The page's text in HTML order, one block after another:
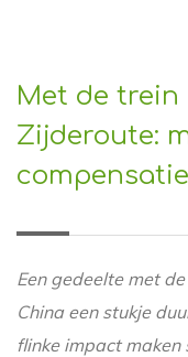
Met de trein
Zijderoute:
compensatie
Een gedeelte met
China een stukje
flinke impact